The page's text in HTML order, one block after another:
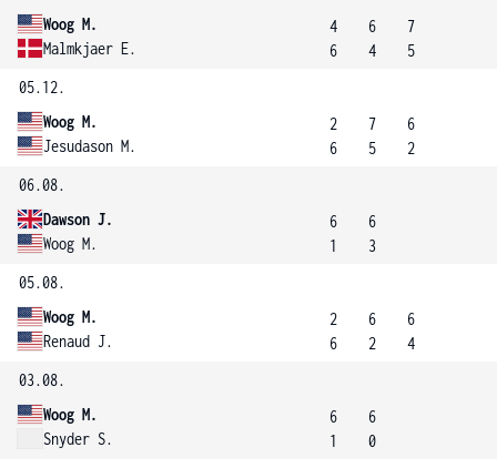
Woog M.
Malmkjaer E.
4
6
6
4
7
5
05.12.
Woog M.
Jesudason M.
2
6
7
5
6
2
06.08.
Dawson J.
Woog M.
6
1
6
3
05.08.
Woog M.
Renaud J.
2
6
6
2
6
4
03.08.
Woog M.
Snyder S.
6
1
6
0